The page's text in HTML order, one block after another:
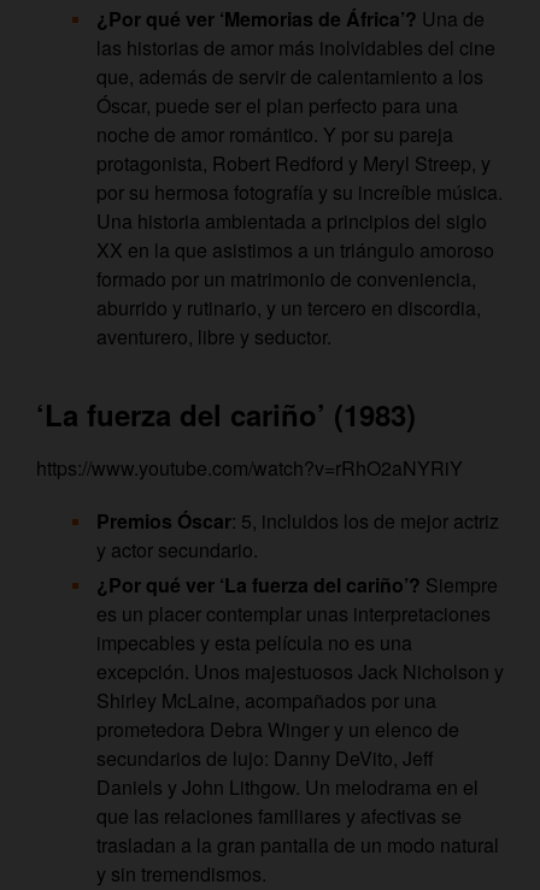
¿Por qué ver ‘Memorias de África’? Una de
las historias de amor más inolvidables del cine
que, además de servir de calentamiento a los
Óscar, puede ser el plan perfecto para una
noche de amor romántico. Y por su pareja
protagonista, Robert Redford y Meryl Streep, y
por su hermosa fotografía y su increíble música.
Una historia ambientada a principios del siglo
XX en la que asistimos a un triángulo amoroso
formado por un matrimonio de conveniencia,
aburrido y rutinario, y un tercero en discordia,
aventurero, libre y seductor.
‘La fuerza del cariño’ (1983)
https://www.youtube.com/watch?v=rRhO2aNYRiY
Premios Óscar: 5, incluidos los de mejor actriz
y actor secundario.
¿Por qué ver ‘La fuerza del cariño’? Siempre
es un placer contemplar unas interpretaciones
impecables y esta película no es una
excepción. Unos majestuosos Jack Nicholson y
Shirley McLaine, acompañados por una
prometedora Debra Winger y un elenco de
secundarios de lujo: Danny DeVito, Jeff
Daniels y John Lithgow. Un melodrama en el
que las relaciones familiares y afectivas se
trasladan a la gran pantalla de un modo natural
y sin tremendismos.